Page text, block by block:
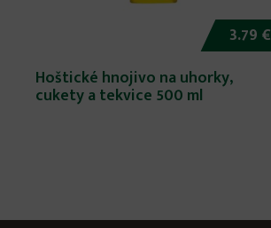
3.79 €
Hoštické hnojivo na uhorky,
cukety a tekvice 500 ml